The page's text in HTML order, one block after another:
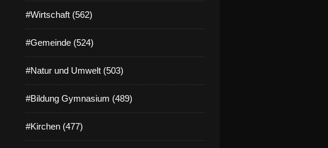
#Wirtschaft (562)
#Gemeinde (524)
#Natur und Umwelt (503)
#Bildung Gymnasium (489)
#Kirchen (477)